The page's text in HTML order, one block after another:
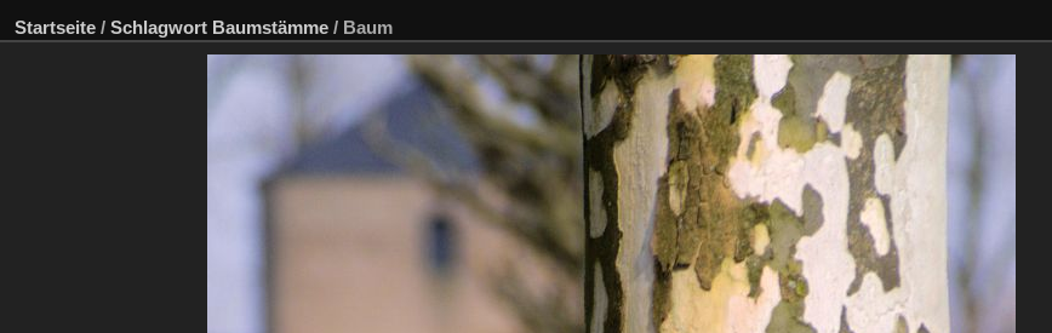
Startseite / Schlagwort Baumstämme / Baum